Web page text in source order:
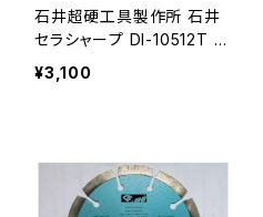
石井超硬工具製作所 石井
セラシャープ DI-10512T ダ
イヤモンドホイール 外径10
5mm Φ15リング付 ≪メー
¥3,100